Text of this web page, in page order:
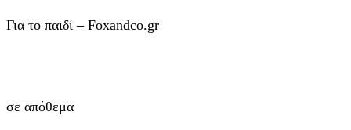
Για το παιδί – Foxandco.gr
σε απόθεμα